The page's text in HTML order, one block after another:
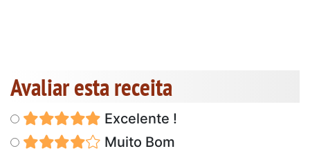
Avaliar esta receita
Excelente !
Muito Bom